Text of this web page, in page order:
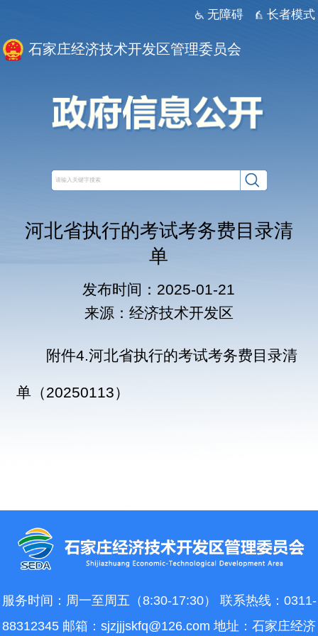
无障碍 长者模式
石家庄经济技术开发区管理委员会
河北省执行的考试考务费目录清
单
发布时间：2025-01-21
来源：经济技术开发区
附件4.河北省执行的考试考务费目录清
单（20250113）